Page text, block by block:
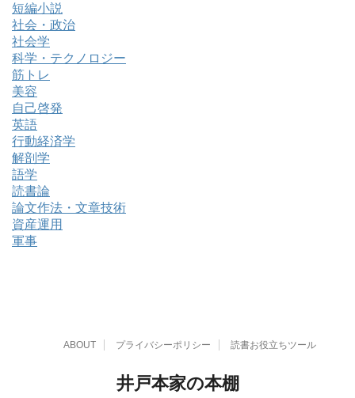
短編小説
社会・政治
社会学
科学・テクノロジー
筋トレ
美容
自己啓発
英語
行動経済学
解剖学
語学
読書論
論文作法・文章技術
資産運用
軍事
ABOUT プライバシーポリシー 読書お役立ちツール
井戸本家の本棚